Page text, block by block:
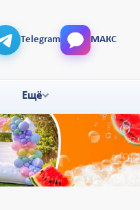
Telegram МАКС
Ещё